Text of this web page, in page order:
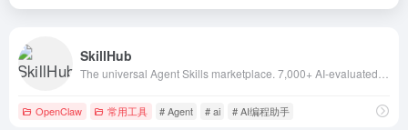
SkillHub
OpenClaw 常用工具 # Agent # ai # AI编程助手